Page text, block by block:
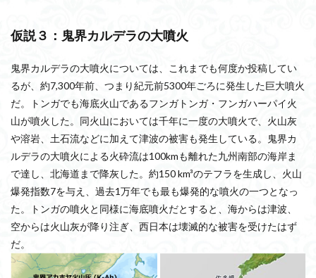
仮説３：鬼界カルデラの大噴火
鬼界カルデラの大噴火については、これまでも何度か投稿してい
るが、約7,300年前、つまり紀元前5300年ごろに発生した巨大噴火
だ。トンガでも海底火山であるフンガトンガ・フンガハーパイ火
山が噴火した。同火山においては千年に一度の大噴火で、火山灰
や溶岩、土石流などに加えて津波の被害も発生している。鬼界カ
ルデラの大噴火による火砕流は100kmも離れた九州南部の海岸ま
で達し、北海道まで降灰した。約150 km³のテフラを生成し、火山
爆発指数7を与え、過去1万年でも最も爆発的な噴火の一つとなっ
た。トンガの噴火と同様に海底噴火だとすると、海からは津波、
空からは火山灰が降り注ぎ、西日本は壊滅的な被害を受けたはず
だ。